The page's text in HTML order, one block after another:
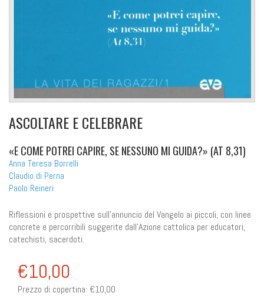
ASCOLTARE E CELEBRARE
«E COME POTREI CAPIRE, SE NESSUNO MI GUIDA?» (AT 8,31)
Anna Teresa Borrelli
Claudio di Perna
Paolo Reineri
Riflessioni e prospettive sull'annuncio del Vangelo ai piccoli, con linee
concrete e percorribili suggerite dall'Azione cattolica per educatori,
catechisti, sacerdoti.
€10,00
Prezzo di copertina: €10,00